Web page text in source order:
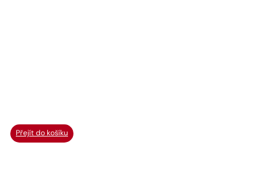
Přejít do košíku